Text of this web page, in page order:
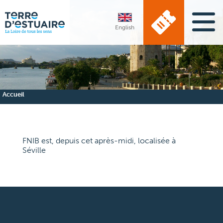
English
Accueil
FNIB est, depuis cet après-midi, localisée à
Séville